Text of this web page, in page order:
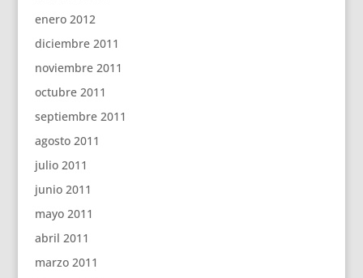
enero 2012
diciembre 2011
noviembre 2011
octubre 2011
septiembre 2011
agosto 2011
julio 2011
junio 2011
mayo 2011
abril 2011
marzo 2011